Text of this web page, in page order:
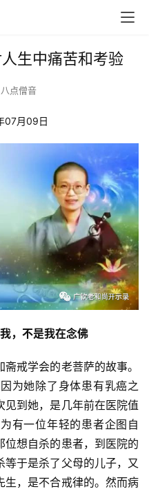
生中痛苦和考验
八点僧音
07月09日
，不是我在念佛
戒学会的老菩萨的故事。
为她除了身体患有乳癌之
到她，是几年前在医院值
有一位年轻的患者企图自
位想自杀的患者，到医院的
于是杀了父母的儿子，又
生，是不合戒律的。然而病